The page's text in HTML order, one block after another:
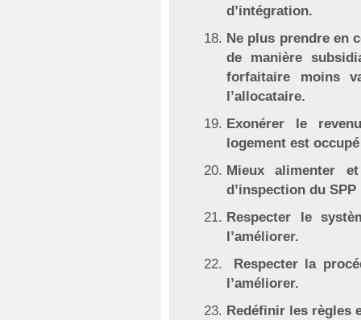
d’intégration.
Ne plus prendre en
de manière
forfaitaire moins
l’allocataire.
Exonérer le
logement est
Mieux alimenter
d’inspection du
Respecter le
l’améliorer.
Respecter la
l’améliorer.
Redéfinir les règles